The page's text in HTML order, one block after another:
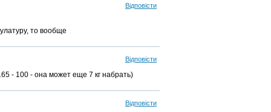
Відповісти
то вообще
Відповісти
- 100 - она может еще 7 кг набрать)
Відповісти